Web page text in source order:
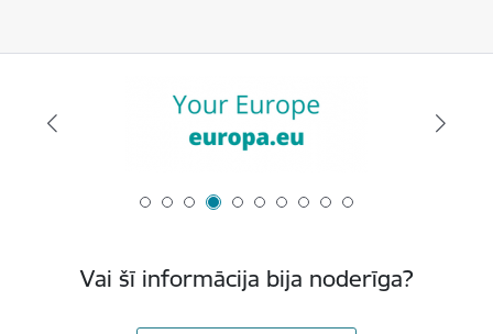
Vai šī informācija bija noderīga?